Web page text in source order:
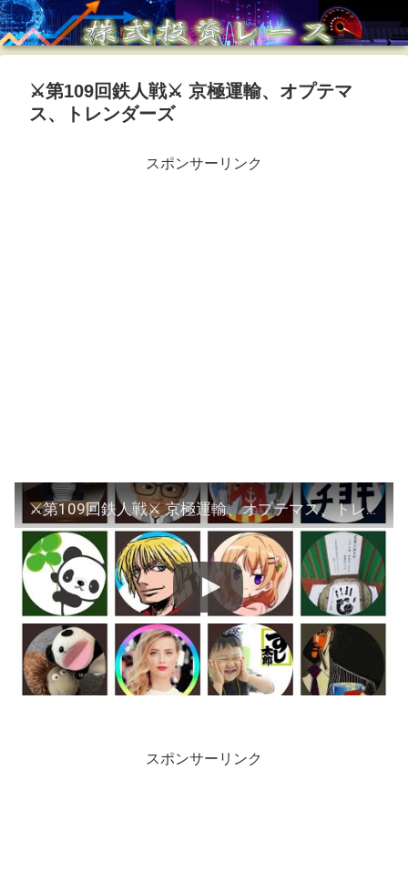
⚔第109回鉄人戦⚔ 京極運輸、オプテマ
ス、トレンダーズ
スポンサーリンク
⚔第109回鉄人戦⚔ 京極運輸、オプテマス、トレンダーズ
スポンサーリンク